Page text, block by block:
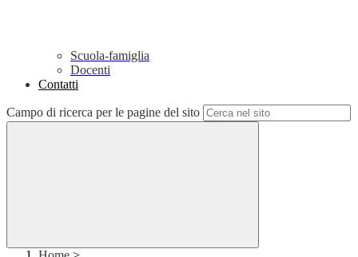
Scuola-famiglia
Docenti
Contatti
Campo di ricerca per le pagine del sito